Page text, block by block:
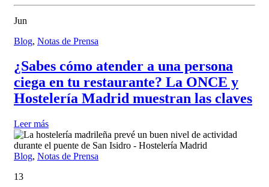
Jun
Blog, Notas de Prensa
¿Sabes cómo atender a una persona
ciega en tu restaurante? La ONCE y
Hostelería Madrid muestran las claves
Leer más
Blog, Notas de Prensa
13